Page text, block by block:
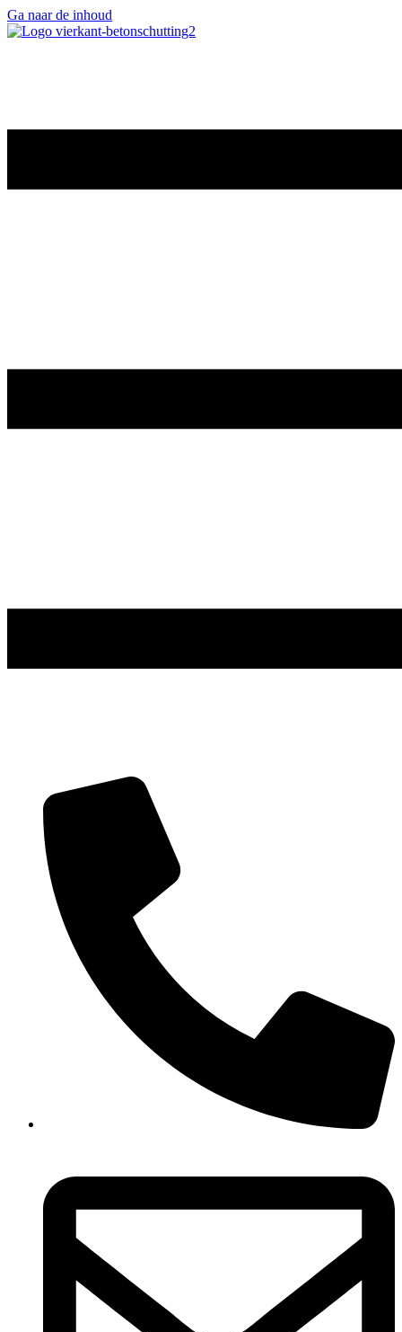
Ga naar de inhoud